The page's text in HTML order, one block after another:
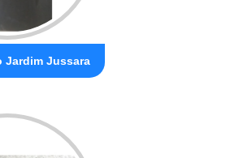
Jardim Jussara